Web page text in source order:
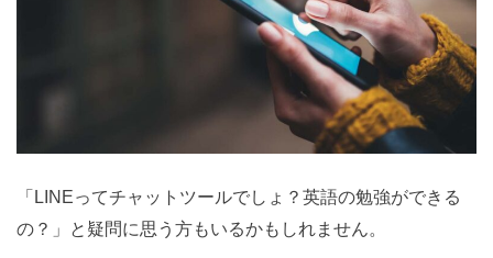
「LINEってチャットツールでしょ？英語の勉強ができる
の？」と疑問に思う方もいるかもしれません。